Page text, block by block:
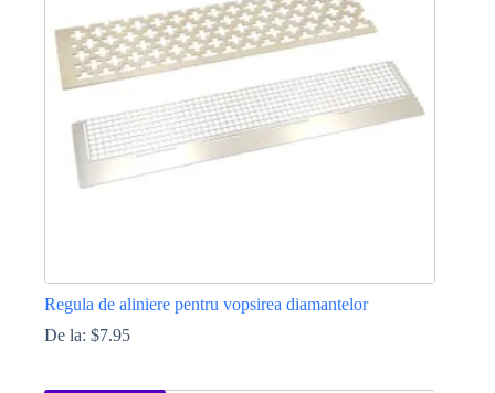
alese
pagina
Regula de aliniere pentru vopsirea diamantelor
De la: $7.95